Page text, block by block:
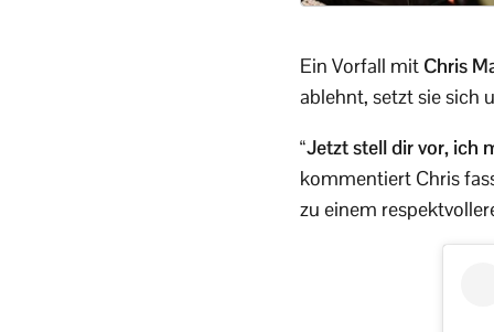
Ein Vorfall mit Chris
ablehnt, setzt sie sich
“Jetzt stell dir vor, ich
kommentiert Chris
zu einem